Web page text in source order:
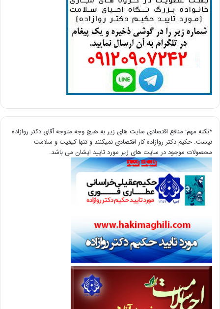
*نکته مهم: منافع اقتصادی سایت های زیر به هیچ وجه متوجه آقای دکتر روازاده
نیست. حکیم دکتر روازاده کار اقتصادی نمیکنند و تنها کیفیت و سلامت
محصولات موجود در سایت های زیر مورد تایید ایشان می باشد.